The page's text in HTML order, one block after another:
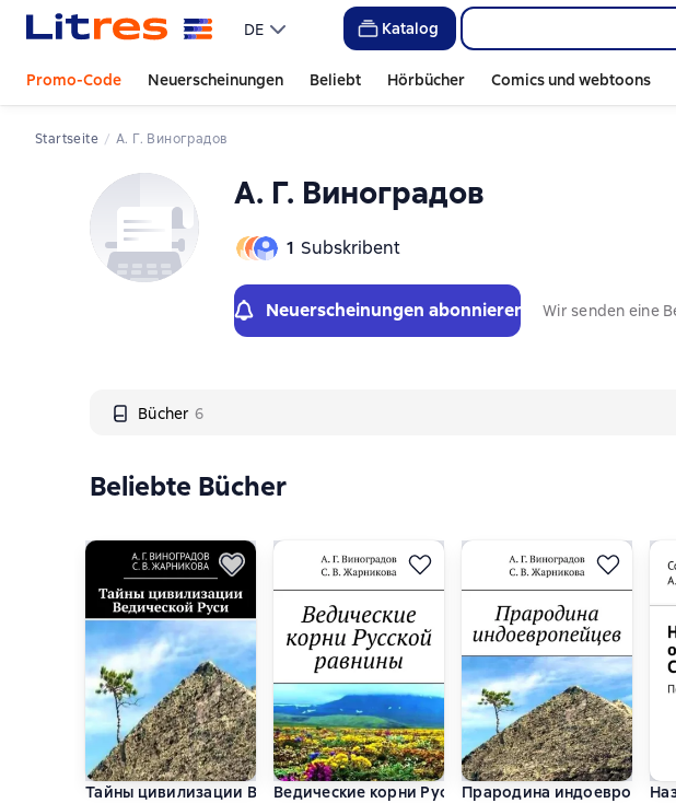
DE Katalog
Promo-Code Neuerscheinungen Beliebt Hörbücher Comics und webtoons
Startseite А. Г. Виноградов
А. Г. Виноградов
1 Subskribent
Neuerscheinungen abonnieren Wir senden eine
Bücher 6
Слайдер с книгами
Beliebte Bücher
Тайны цивилизации Ведической РусиВедические корни Русской равнины
Прародина